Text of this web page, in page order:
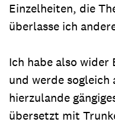
Einzelheiten, die
überlasse ich
Ich habe also wider
und werde sogleich
hierzulande
übersetzt mit